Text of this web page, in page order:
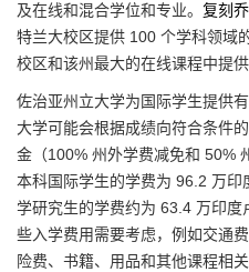
及在线和混合学位和专业。 复刻
特兰大校区提供 100 个学科领域
校区和该州最大的在线课程中提
佐治亚州立大学为国际学生提供
大学可能会根据成绩向符合条件
金（100% 州外学费减免和 50%
本科国际学生的学费为 96.2 万
学研究生的学费约为 63.4 万印
些入学费用需要考虑，例如交通
险费、书籍、用品和其他课程相